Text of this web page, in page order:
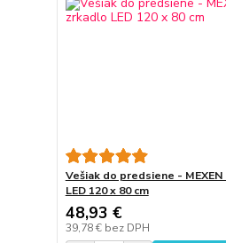
Vešiak do predsiene - MEXEN
LED 120 x 80 cm
48,93 €
39,78 € bez DPH